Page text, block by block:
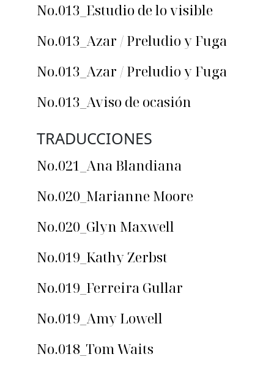
No.013_Estudio de lo visible
No.013_Azar / Preludio y Fuga
No.013_Azar / Preludio y Fuga
No.013_Aviso de ocasión
TRADUCCIONES
No.021_Ana Blandiana
No.020_Marianne Moore
No.020_Glyn Maxwell
No.019_Kathy Zerbst
No.019_Ferreira Gullar
No.019_Amy Lowell
No.018_Tom Waits